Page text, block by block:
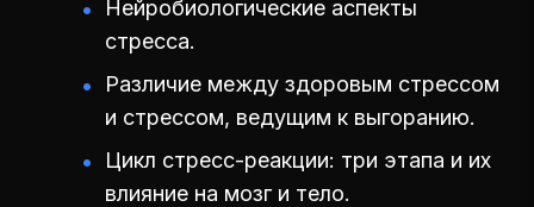
Нейробиологические аспекты
стресса.
Различие между здоровым стрессом
и стрессом, ведущим к выгоранию.
Цикл стресс-реакции: три этапа и их
влияние на мозг и тело.